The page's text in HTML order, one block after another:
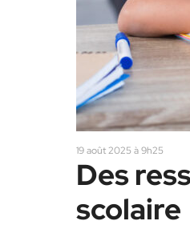
19 août 2025 à 9h25
Des
scolaire